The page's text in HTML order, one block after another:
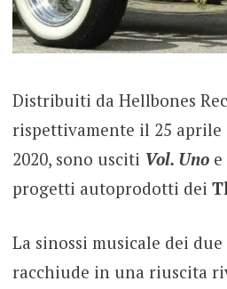
Distribuiti da Hellbones
rispettivamente il 25 aprile
2020, sono usciti Vol. Unoe
progetti autoprodotti dei
La sinossi musicale dei
racchiude in una riuscita